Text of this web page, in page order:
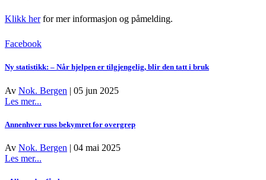
Klikk herfor mer informasjon og påmelding.
Facebook
Ny statistikk: – Når hjelpen er tilgjengelig, blir den tatt i bruk
Av Nok. Bergen | 05 jun 2025
Les mer...
statistikk:
Når
hjelpen
er
Annenhver russ bekymret for overgrep
Av Nok. Bergen | 04 mai 2025
Les mer...